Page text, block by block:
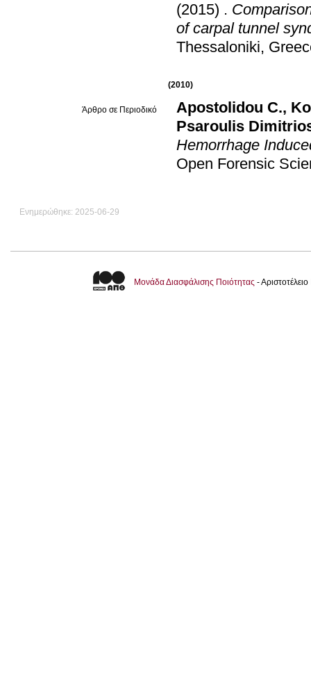
(2015) .
of carpal tunnel
Thessaloniki,
(2010)
Άρθρο σε Περιοδικό Apostolidou C.,
Psaroulis
Hemorrhage
Open Forensic
Ενημερώθηκε: 2025-06-29
Μονάδα Διασφάλισης Ποιότητας -